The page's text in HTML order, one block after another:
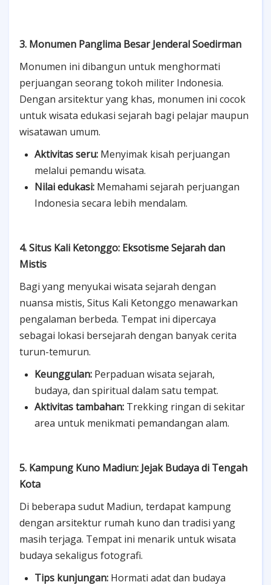
3. Monumen Panglima Besar Jenderal Soedirman
Monumen ini dibangun untuk menghormati
perjuangan seorang tokoh militer Indonesia.
Dengan arsitektur yang khas, monumen ini cocok
untuk wisata edukasi sejarah bagi pelajar maupun
wisatawan umum.
Aktivitas seru: Menyimak kisah perjuangan
melalui pemandu wisata.
Nilai edukasi: Memahami sejarah perjuangan
Indonesia secara lebih mendalam.
4. Situs Kali Ketonggo: Eksotisme Sejarah dan
Mistis
Bagi yang menyukai wisata sejarah dengan
nuansa mistis, Situs Kali Ketonggo menawarkan
pengalaman berbeda. Tempat ini dipercaya
sebagai lokasi bersejarah dengan banyak cerita
turun-temurun.
Keunggulan: Perpaduan wisata sejarah,
budaya, dan spiritual dalam satu tempat.
Aktivitas tambahan: Trekking ringan di sekitar
area untuk menikmati pemandangan alam.
5. Kampung Kuno Madiun: Jejak Budaya di Tengah
Kota
Di beberapa sudut Madiun, terdapat kampung
dengan arsitektur rumah kuno dan tradisi yang
masih terjaga. Tempat ini menarik untuk wisata
budaya sekaligus fotografi.
Tips kunjungan: Hormati adat dan budaya